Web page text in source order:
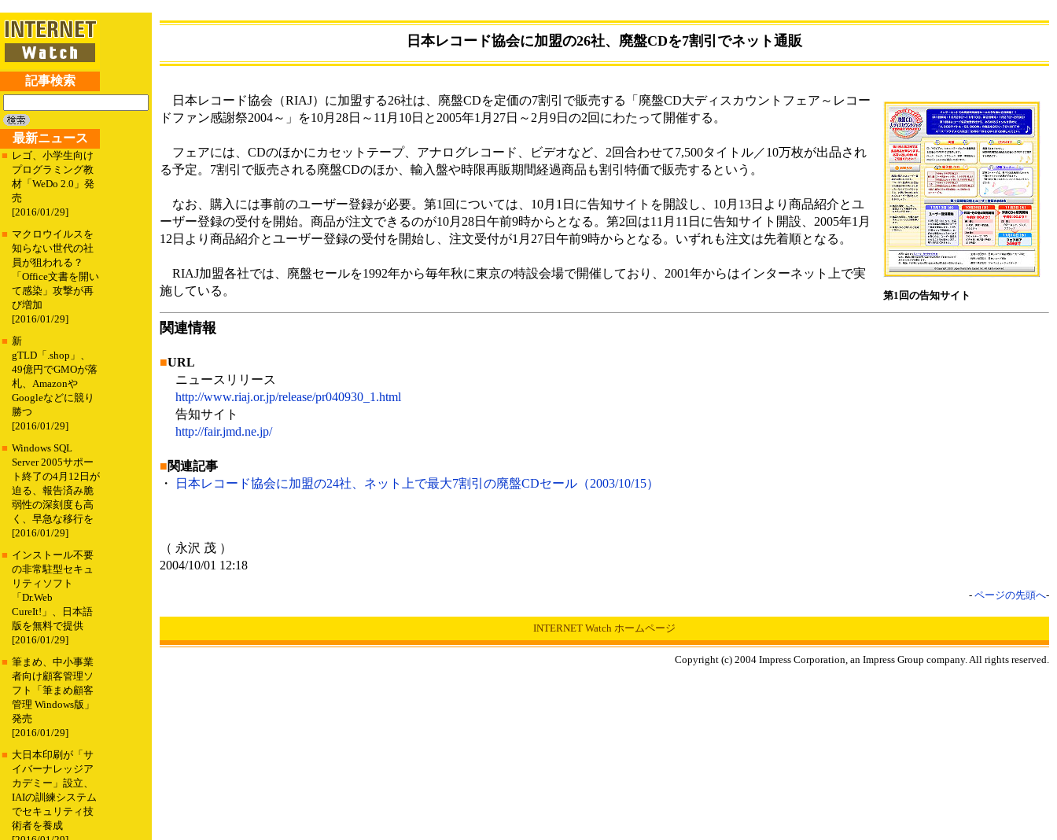
記事検索
最新ニュース
■ レゴ、小学生向け
プログラミング教
材「WeDo 2.0」発
売
[2016/01/29]
■ マクロウイルスを
知らない世代の社
員が狙われる？
「Office文書を開い
て感染」攻撃が再
び増加
[2016/01/29]
■ 新
gTLD「.shop」、
49億円でGMOが落
札、Amazonや
Googleなどに競り
勝つ
[2016/01/29]
■ Windows SQL
Server 2005サポー
ト終了の4月12日が
迫る、報告済み脆
弱性の深刻度も高
く、早急な移行を
[2016/01/29]
■ インストール不要
の非常駐型セキュ
リティソフト
「Dr.Web
CureIt!」、日本語
版を無料で提供
[2016/01/29]
■ 筆まめ、中小事業
者向け顧客管理ソ
フト「筆まめ顧客
管理 Windows版」
発売
[2016/01/29]
■ 大日本印刷が「サ
イバーナレッジア
カデミー」設立、
IAIの訓練システム
でセキュリティ技
術者を養成
日本レコード協会に加盟の26社、廃盤CDを7割引でネット通販
第1回の告知サイト
日本レコード協会（RIAJ）に加盟する26社は、廃盤CDを定価の7割引で販売する「廃盤CD大ディスカウントフェア～レコー
ドファン感謝祭2004～」を10月28日～11月10日と2005年1月27日～2月9日の2回にわたって開催する。
フェアには、CDのほかにカセットテープ、アナログレコード、ビデオなど、2回合わせて7,500タイトル／10万枚が出品され
る予定。7割引で販売される廃盤CDのほか、輸入盤や時限再販期間経過商品も割引特価で販売するという。
なお、購入には事前のユーザー登録が必要。第1回については、10月1日に告知サイトを開設し、10月13日より商品紹介とユ
ーザー登録の受付を開始。商品が注文できるのが10月28日午前9時からとなる。第2回は11月11日に告知サイト開設、2005年1月
12日より商品紹介とユーザー登録の受付を開始し、注文受付が1月27日午前9時からとなる。いずれも注文は先着順となる。
RIAJ加盟各社では、廃盤セールを1992年から毎年秋に東京の特設会場で開催しており、2001年からはインターネット上で実
施している。
関連情報
■URL
ニュースリリース
http://www.riaj.or.jp/release/pr040930_1.html
告知サイト
http://fair.jmd.ne.jp/
■関連記事
・
日本レコード協会に加盟の24社、ネット上で最大7割引の廃盤CDセール（2003/10/15）
（ 永沢 茂 ）
2004/10/01 12:18
- ページの先頭へ-
INTERNET Watch ホームページ
Copyright (c) 2004 Impress Corporation, an Impress Group company. All rights reserved.